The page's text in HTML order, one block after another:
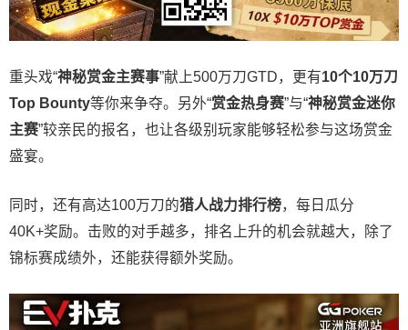
重头戏“神秘赏金主赛事”献上500万刀GTD，更有10个10万刀
Top Bounty等你来争夺。另外“赏金热身赛”与“神秘赏金迷你
主赛”较亲民的报名，也让各级别玩家能够轻松参与这场赏金
盛宴。
同时，还有高达100万刀的猎人战力排行榜，每日瓜分
40K+奖励。击败的对手越多，排名上升的机会就越大，除了
锦标赛成绩外，还能获得额外奖励。